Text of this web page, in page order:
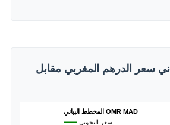
سعر الدرهم المغربي مقابل
المخطط البياني OMR MAD
سعر التحويل